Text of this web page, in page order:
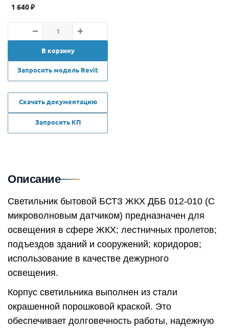
1 640₽
В корзину
Запросить модель Revit
Скачать документацию
Запросить КП
Описание
Светильник бытовой БСТЗ ЖКХ ДББ 012-010 (С
микроволновым датчиком) предназначен для
освещения в сфере ЖКХ; лестничных пролетов;
подъездов зданий и сооружений; коридоров;
использование в качестве дежурного
освещения.
Корпус светильника выполнен из стали
окрашенной порошковой краской. Это
обеспечивает долговечность работы, надежную